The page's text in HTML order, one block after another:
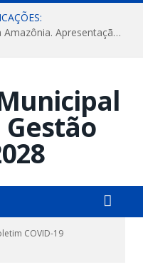
FESTRIBAL 2026 – No Coração da Amazônia. Apresentação da Munduruku.
COVID-19